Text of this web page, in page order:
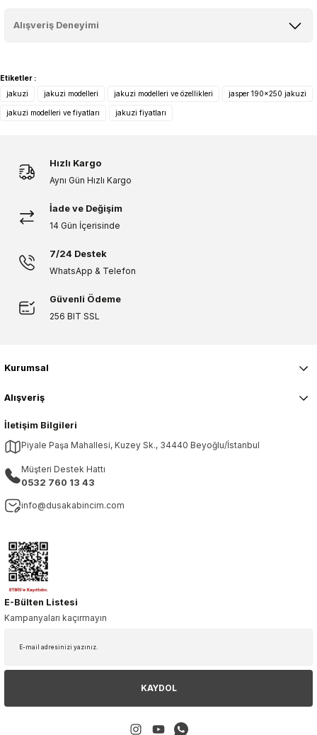
konularda yetersiz gördüğünüz noktaları öneri formunu kullanarak
Ürün açıklamasında eksik bilgiler bulunuyor.
Bu ürüne benzer farklı alternatifler olmalı.
Alışveriş Deneyimi
Etiketler :
jakuzi
jakuzi modelleri jakuzi modelleri ve özellikleri jasper 190x250 jakuzi
jakuzi modelleri ve fiyatları jakuzi fiyatları
Hızlı Kargo
Aynı Gün Hızlı Kargo
İade ve Değişim
14 Gün İçerisinde
7/24 Destek
WhatsApp & Telefon
Güvenli Ödeme
256 BIT SSL
İletişim Bilgileri
Piyale Paşa Mahallesi, Kuzey Sk., 34440 Beyoğlu/İstanbul
Müşteri Destek Hattı
0532 760 13 43
info@dusakabincim.com
Kurumsal
Alışveriş
E-Bülten Listesi
Kampanyaları kaçırmayın
KAYDOL